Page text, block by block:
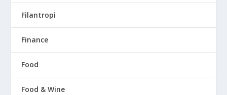
Filantropi
Finance
Food
Food & Wine